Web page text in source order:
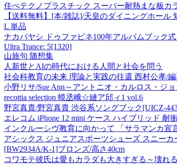
住べテクノプラスチック スーパー耐熱まな板カ
【送料無料】[本/雑誌]/天皇のダイニングホー
L 単品
ナカバヤシ ドゥファビネ100年アルバムブック
Ultra Trance: 5[1320]
山旅句 随想集
人新世とAIの時代における人間と社会を問う
社会科教育の未来 理論と実践の往還 西村公孝/
小野リサ/Sue Ann～アントニオ・カルロス・ジ
recottia selection 蟆丞峨☆縺ア邱ィ1 vol.6
野宮真貴/野宮真貴 渋谷系ソングブック[UICZ-
エレコム iPhone 12 mini ケース ハイブリッド 耐
インクルーシヴ教育に向かって 「サラマンカ
アシックス ジュニアスポーツシューズ スニー
[BW2934A/K-1]ブロンズ/高さ40cm
コワモテ彼氏は愛もカラダも大きすぎる～壊れ